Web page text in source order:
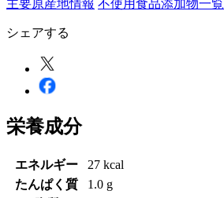
主要原産地情報 不使用食品添加物一覧
シェアする
栄養成分
エネルギー
27 kcal
たんぱく質
1.0 g